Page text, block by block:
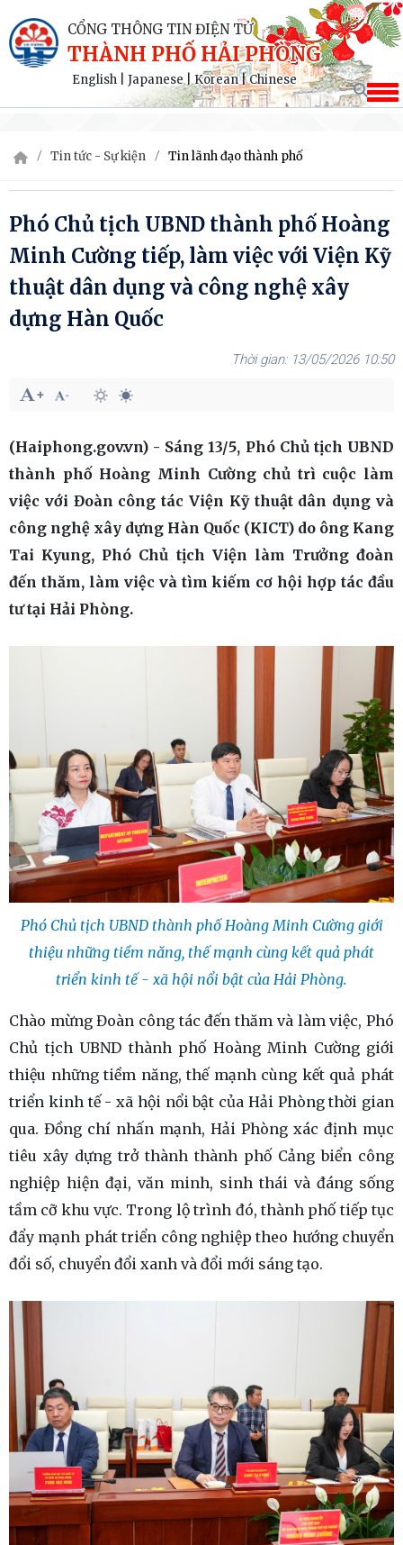
CỔNG THÔNG TIN ĐIỆN TỬ
THÀNH PHỐ HẢI PHÒNG
English Japanese|Korean|Chinese
Tin tức - Sự kiện Tin lãnh đạo thành phố
Phó Chủ tịch UBND thành phố Hoàng
Minh Cường tiếp, làm việc với Viện Kỹ
thuật dân dụng và công nghệ xây
dựng Hàn Quốc
13/05/2026 10:50
(Haiphong.gov.vn) - Sáng 13/5, Phó Chủ tịch UBND
thành phố Hoàng Minh Cường chủ trì cuộc làm
việc với Đoàn công tác Viện Kỹ thuật dân dụng và
công nghệ xây dựng Hàn Quốc (KICT) do ông Kang
Tai Kyung, Phó Chủ tịch Viện làm Trưởng đoàn
đến thăm, làm việc và tìm kiếm cơ hội hợp tác đầu
tư tại Hải Phòng.
Phó Chủ tịch UBND thành phố Hoàng Minh Cường giới
thiệu những tiềm năng, thế mạnh cùng kết quả phát
triển kinh tế - xã hội nổi bật của Hải Phòng.
Chào mừng Đoàn công tác đến thăm và làm việc, Phó
Chủ tịch UBND thành phố Hoàng Minh Cường giới
thiệu những tiềm năng, thế mạnh cùng kết quả phát
triển kinh tế - xã hội nổi bật của Hải Phòng thời gian
qua. Đồng chí nhấn mạnh, Hải Phòng xác định mục
tiêu xây dựng trở thành thành phố Cảng biển công
nghiệp hiện đại, văn minh, sinh thái và đáng sống
tầm cỡ khu vực. Trong lộ trình đó, thành phố tiếp tục
đẩy mạnh phát triển công nghiệp theo hướng chuyển
đổi số, chuyển đổi xanh và đổi mới sáng tạo.